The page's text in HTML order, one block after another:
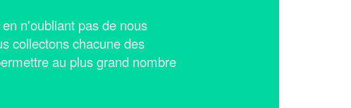
n'oubliant pas de nous
collectons chacune des
au plus grand nombre